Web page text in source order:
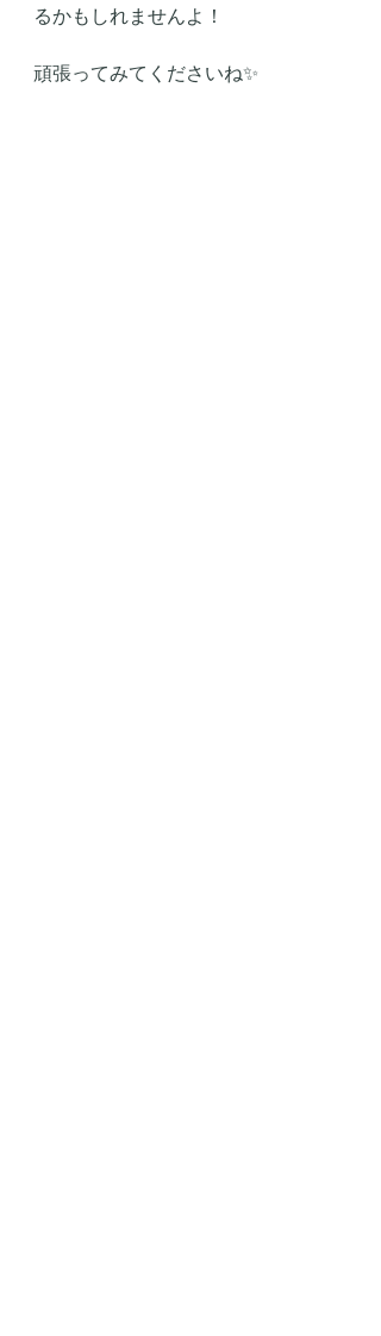
るかもしれませんよ！
頑張ってみてくださいね✨